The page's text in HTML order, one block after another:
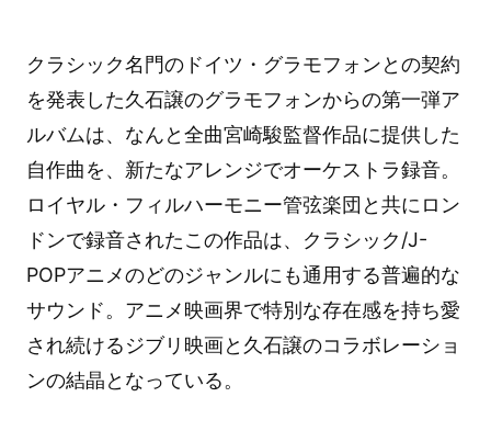
クラシック名門のドイツ・グラモフォンとの契約
を発表した久石譲のグラモフォンからの第一弾ア
ルバムは、なんと全曲宮崎駿監督作品に提供した
自作曲を、新たなアレンジでオーケストラ録音。
ロイヤル・フィルハーモニー管弦楽団と共にロン
ドンで録音されたこの作品は、クラシック/J-
POPアニメのどのジャンルにも通用する普遍的な
サウンド。アニメ映画界で特別な存在感を持ち愛
され続けるジブリ映画と久石譲のコラボレーショ
ンの結晶となっている。